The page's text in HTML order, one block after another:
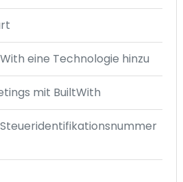
eine Technologie hinzu
mit BuiltWith